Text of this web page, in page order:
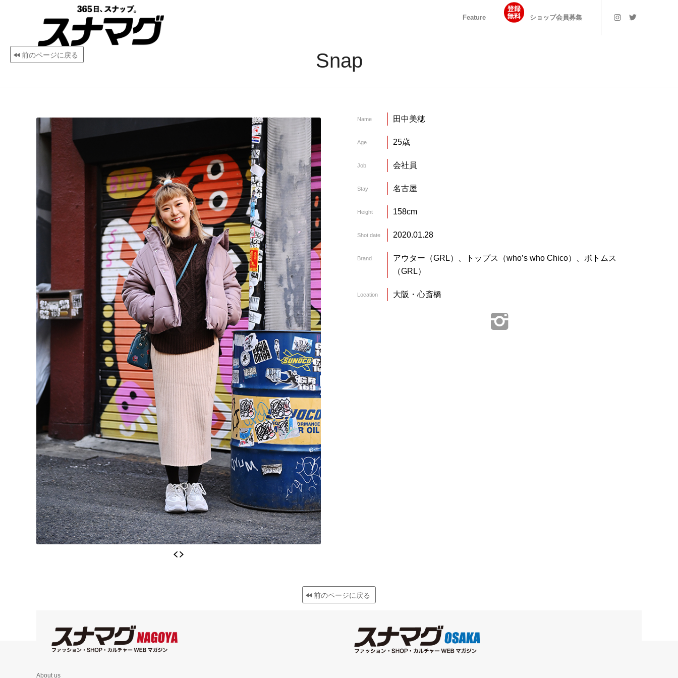
Feature ショップ会員募集
前のページに戻る Snap
Name 田中美穂
Age 25歳
Job 会社員
Stay 名古屋
Height 158cm
Shot date 2020.01.28
Brand
アウター（GRL）、トップス（who’s who Chico）、ボトムス
（GRL）
Location 大阪・心斎橋
前のページに戻る
About us